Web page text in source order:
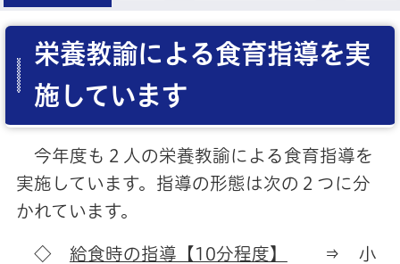
栄養教諭による食育指導を実
施しています
今年度も２人の栄養教諭による食育指導を
実施しています。指導の形態は次の２つに分
かれています。
◇ 給食時の指導【10分程度】
⇒ 小